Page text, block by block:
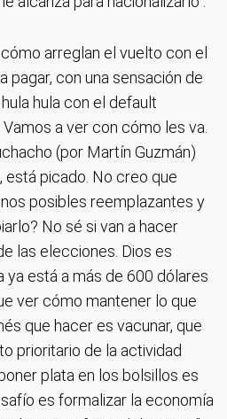
arreglan el vuelto con el
pagar, con una sensación de
hula con el default
a ver con cómo les va.
(por Martín Guzmán)
está picado. No creo que
posibles reemplazantes y
No sé si van a hacer
las elecciones. Dios es
ya está a más de 600 dólares
ver cómo mantener lo que
que hacer es vacunar, que
prioritario de la actividad
plata en los bolsillos es
es formalizar la economía